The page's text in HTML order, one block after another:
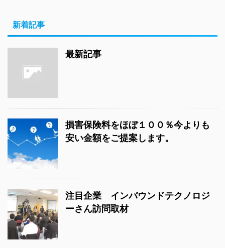
新着記事
最新記事
損害保険料をほぼ１００％今よりも
安い金額をご提案します。
注目企業 インバウンドテクノロジ
ーさん訪問取材